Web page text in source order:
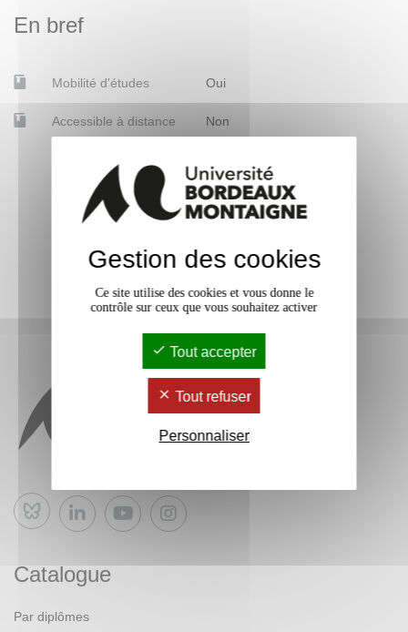
En bref
Mobilité d'études Oui
Accessible à distance Non
Bluesky
Catalogue
Par diplômes
Gestion des cookies
Ce site utilise des cookies et vous donne le
contrôle sur ceux que vous souhaitez activer
Tout accepter
Tout refuser
Personnaliser